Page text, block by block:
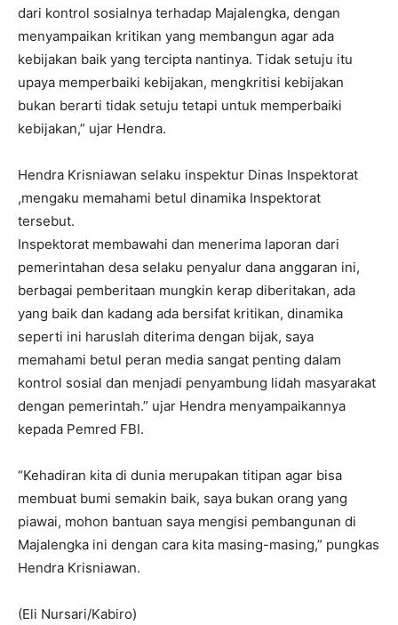
dari kontrol sosialnya terhadap Majalengka, dengan
menyampaikan kritikan yang membangun agar ada
kebijakan baik yang tercipta nantinya. Tidak setuju itu
upaya memperbaiki kebijakan, mengkritisi kebijakan
bukan berarti tidak setuju tetapi untuk memperbaiki
kebijakan,” ujar Hendra.
Hendra Krisniawan selaku inspektur Dinas Inspektorat
,mengaku memahami betul dinamika Inspektorat
tersebut.
Inspektorat membawahi dan menerima laporan dari
pemerintahan desa selaku penyalur dana anggaran ini,
berbagai pemberitaan mungkin kerap diberitakan, ada
yang baik dan kadang ada bersifat kritikan, dinamika
seperti ini haruslah diterima dengan bijak, saya
memahami betul peran media sangat penting dalam
kontrol sosial dan menjadi penyambung lidah masyarakat
dengan pemerintah.” ujar Hendra menyampaikannya
kepada Pemred FBI.
“Kehadiran kita di dunia merupakan titipan agar bisa
membuat bumi semakin baik, saya bukan orang yang
piawai, mohon bantuan saya mengisi pembangunan di
Majalengka ini dengan cara kita masing-masing,” pungkas
Hendra Krisniawan.
(Eli Nursari/Kabiro)